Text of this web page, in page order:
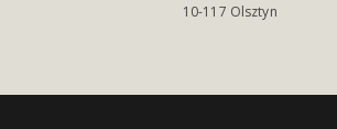
10-117 Olsztyn